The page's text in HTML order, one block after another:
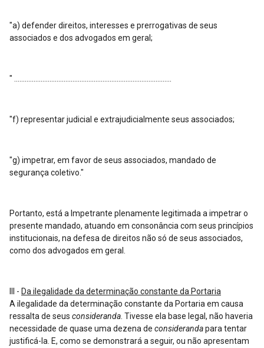
"a) defender direitos, interesses e prerrogativas de seus
associados e dos advogados em geral;
" .........................................................................................
"f) representar judicial e extrajudicialmente seus associados;
"g) impetrar, em favor de seus associados, mandado de
segurança coletivo."
Portanto, está a Impetrante plenamente legitimada a impetrar o
presente mandado, atuando em consonância com seus princípios
institucionais, na defesa de direitos não só de seus associados,
como dos advogados em geral.
III - Da ilegalidade da determinação constante da Portaria
A ilegalidade da determinação constante da Portaria em causa
ressalta de seus consideranda . Tivesse ela base legal, não haveria
necessidade de quase uma dezena de considerandapara tentar
justificá-la. E, como se demonstrará a seguir, ou não apresentam